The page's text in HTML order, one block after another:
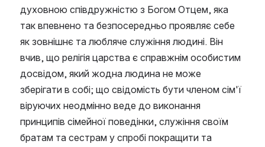
духовною співдружністю з Богом Отцем, яка
так впевнено та безпосередньо проявляє себе
як зовнішнє та любляче служіння людині. Він
вчив, що релігія царства є справжнім особистим
досвідом, який жодна людина не може
зберігати в собі; що свідомість бути членом сім'ї
віруючих неодмінно веде до виконання
принципів сімейної поведінки, служіння своїм
братам та сестрам у спробі покращити та